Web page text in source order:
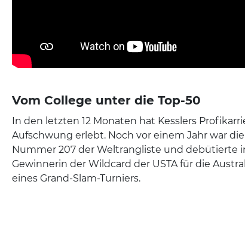
Vom College unter die Top-50
In den letzten 12 Monaten hat Kesslers
Aufschwung erlebt. Noch vor einem Jahr war
Nummer 207 der Weltrangliste und debütierte
Gewinnerin der Wildcard der USTA für die
eines Grand-Slam-Turniers.